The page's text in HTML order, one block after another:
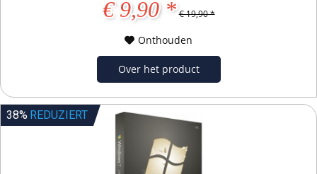
voor Windows 7 op 14.01.2020 eindigde, kan het
€ 9,90 * € 19,90 *
Onthouden
Over het product
38% REDUZIERT